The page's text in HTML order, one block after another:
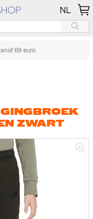
NL
69 euro
ZWART